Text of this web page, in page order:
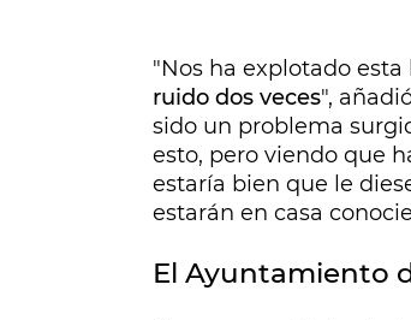
"Nos ha explotado
ruido dos veces",
sido un problema
esto, pero viendo que
estaría bien que le
estarán en casa
El Ayuntamiento